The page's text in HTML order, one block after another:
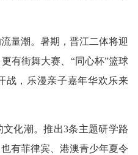
潮。暑期，晋江二体将迎
有街舞大赛、“同心杯”篮球
战，乐漫亲子嘉年华欢乐来
化潮。推出3条主题研学路
有菲律宾、港澳青少年夏令